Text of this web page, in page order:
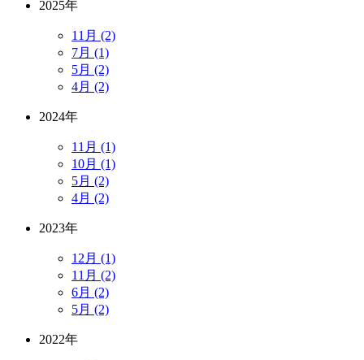
2025年
11月 (2)
7月 (1)
5月 (2)
4月 (2)
2024年
11月 (1)
10月 (1)
5月 (2)
4月 (2)
2023年
12月 (1)
11月 (2)
6月 (2)
5月 (2)
2022年